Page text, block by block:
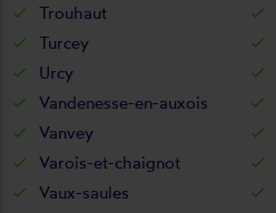
Trouhaut
Turcey
Urcy
Vandenesse-en-auxois
Vanvey
Varois-et-chaignot
Vaux-saules